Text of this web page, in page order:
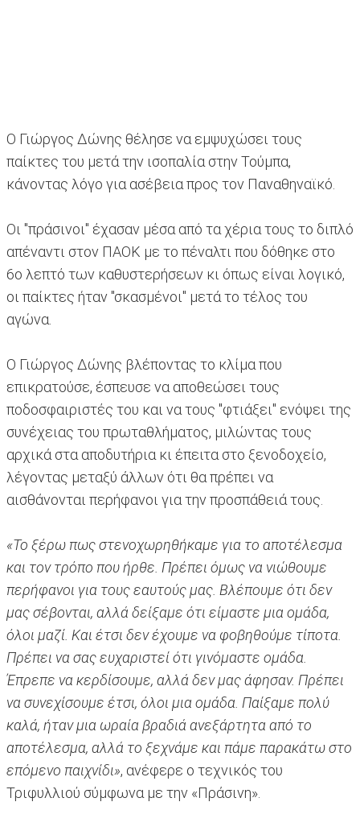
Ο Γιώργος Δώνης θέλησε να εμψυχώσει τους
παίκτες του μετά την ισοπαλία στην Τούμπα,
κάνοντας λόγο για ασέβεια προς τον Παναθηναϊκό.
Οι "πράσινοι" έχασαν μέσα από τα χέρια τους το διπλό
απέναντι στον ΠΑΟΚ με το πέναλτι που δόθηκε στο
6ο λεπτό των καθυστερήσεων κι όπως είναι λογικό,
οι παίκτες ήταν "σκασμένοι" μετά το τέλος του
αγώνα.
Ο Γιώργος Δώνης βλέποντας το κλίμα που
επικρατούσε, έσπευσε να αποθεώσει τους
ποδοσφαιριστές του και να τους "φτιάξει" ενόψει της
συνέχειας του πρωταθλήματος, μιλώντας τους
αρχικά στα αποδυτήρια κι έπειτα στο ξενοδοχείο,
λέγοντας μεταξύ άλλων ότι θα πρέπει να
αισθάνονται περήφανοι για την προσπάθειά τους.
«Το ξέρω πως στενοχωρηθήκαμε για το αποτέλεσμα
και τον τρόπο που ήρθε. Πρέπει όμως να νιώθουμε
περήφανοι για τους εαυτούς μας. Βλέπουμε ότι δεν
μας σέβονται, αλλά δείξαμε ότι είμαστε μια ομάδα,
όλοι μαζί. Και έτσι δεν έχουμε να φοβηθούμε τίποτα.
Πρέπει να σας ευχαριστεί ότι γινόμαστε ομάδα.
Έπρεπε να κερδίσουμε, αλλά δεν μας άφησαν. Πρέπει
να συνεχίσουμε έτσι, όλοι μια ομάδα. Παίξαμε πολύ
καλά, ήταν μια ωραία βραδιά ανεξάρτητα από το
αποτέλεσμα, αλλά το ξεχνάμε και πάμε παρακάτω στο
επόμενο παιχνίδι», ανέφερε ο τεχνικός του
Τριφυλλιού σύμφωνα με την «Πράσινη».